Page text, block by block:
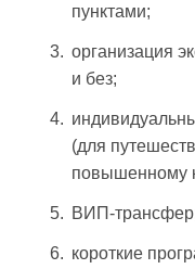
пунктами;
организация
и без;
(для
повышенному
ВИП-
короткие